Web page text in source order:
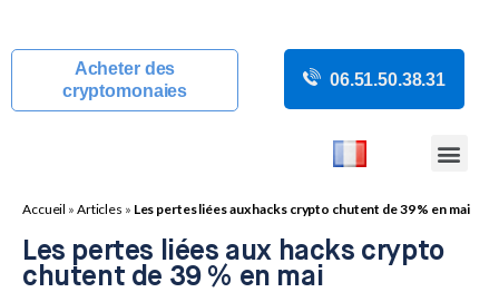
Acheter des
cryptomonaies
06.51.50.38.31
Accueil » Articles » Les pertes liées aux hacks crypto chutent de 39 % en mai
Les pertes liées aux hacks crypto
chutent de 39 % en mai